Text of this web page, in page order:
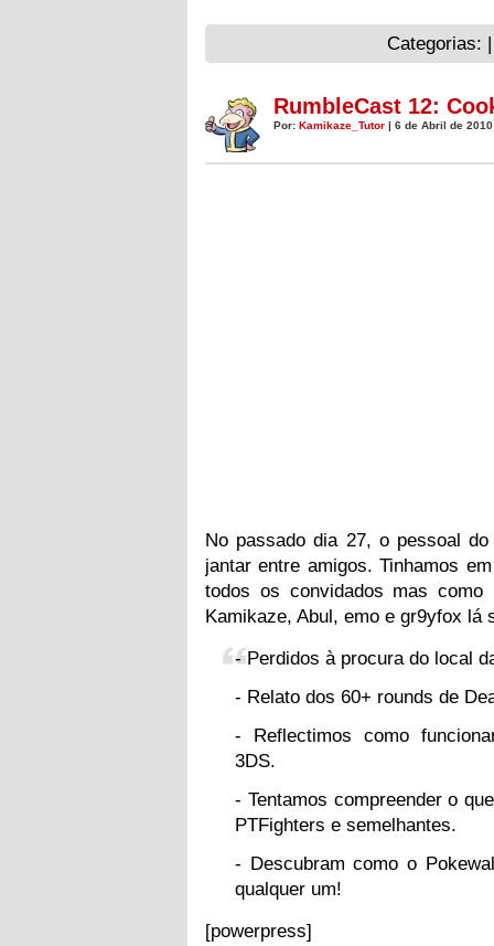
Categorias:
RumbleCast 12:
Por: Kamikaze_Tutor | 6 de Abril de
No passado dia 27, o pessoal
jantar entre amigos. Tinhamos
todos os convidados mas
Kamikaze, Abul, emo e gr9yfox lá
- Perdidos à procura do local
- Relato dos 60+ rounds de
- Reflectimos como
3DS.
- Tentamos compreender o
PTFighters e semelhantes.
- Descubram como o
qualquer um!
[powerpress]